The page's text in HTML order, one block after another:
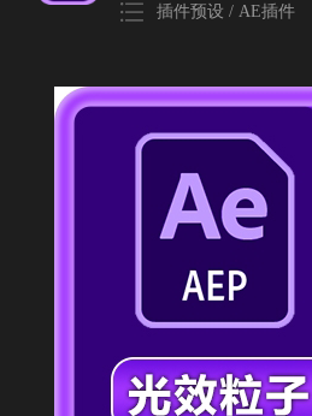
插件预设 / AE插件